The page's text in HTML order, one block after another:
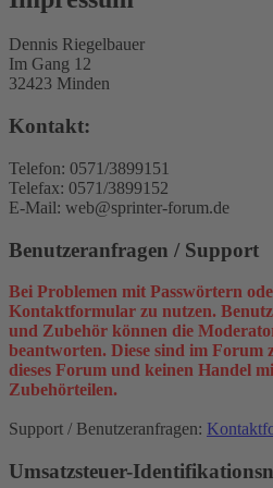
Dennis Riegelbauer
Im Gang 12
32423 Minden
Kontakt:
Telefon: 0571/3899151
Telefax: 0571/3899152
E-Mail: web@sprinter-forum.de
Benutzeranfragen / Support
Bei Problemen mit Passwörtern
Kontaktformular zu nutzen.
und Zubehör können die
beantworten. Diese sind im Forum
dieses Forum und keinen Handel
Zubehörteilen.
Support / Benutzeranfragen:
Umsatzsteuer-